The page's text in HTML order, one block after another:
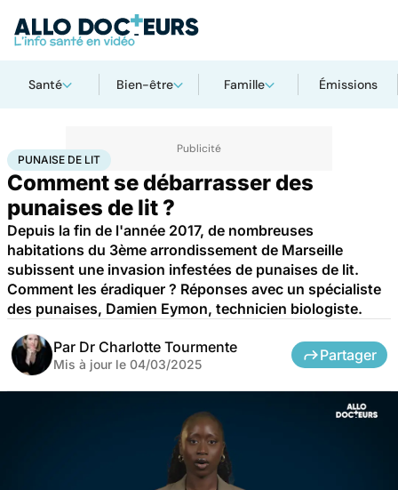
Santé Bien-être Famille Émissions
AccueilBien-êtrePunaise de lit
PUNAISE DE LIT
Comment se débarrasser des
punaises de lit ?
Depuis la fin de l'année 2017, de nombreuses
habitations du 3ème arrondissement de Marseille
subissent une invasion infestées de punaises de lit.
Comment les éradiquer ? Réponses avec un spécialiste
des punaises, Damien Eymon, technicien biologiste.
Par Dr Charlotte Tourmente
Mis à jour le 04/03/2025
Partager